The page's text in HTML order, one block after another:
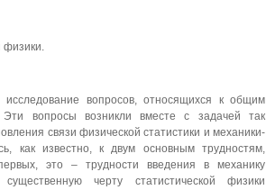
вопросов, относящихся к общим
Эти вопросы возникли вместе с задачей так
связи физической статистики и механики-
как известно, к двум основным трудностям,
это – трудности введения в механику
черту статистической физики